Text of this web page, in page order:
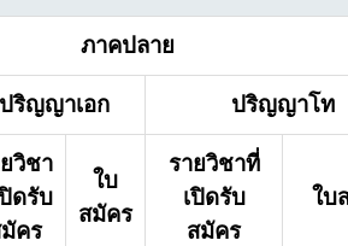
ภาคปลาย
ปริญญาเอก ปริญญาโท
วิชา
ดรับ
คร
ใบ
สมัคร
รายวิชาที่
เปิดรับ
สมัคร
ใบ